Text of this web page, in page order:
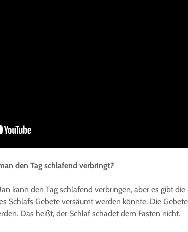
den Tag schlafend verbringt?
kann den Tag schlafend verbringen, aber es gibt die
Schlafs Gebete versäumt werden könnte. Die Gebete
Das heißt, der Schlaf schadet dem Fasten nicht.